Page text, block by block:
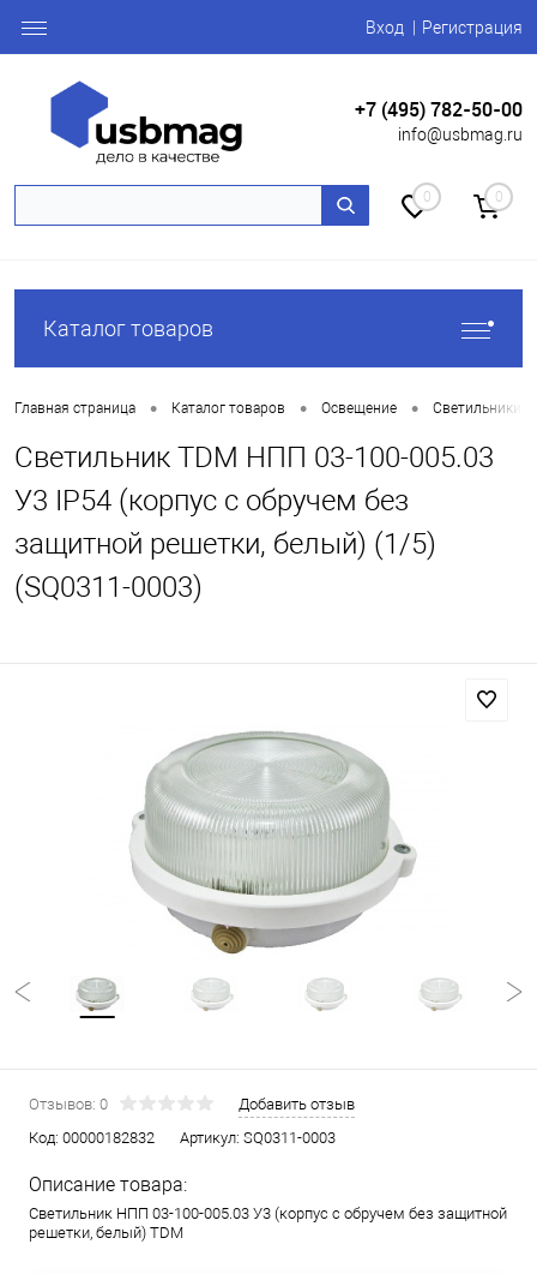
Вход Регистрация
+7 (495) 782-50-00
info@usbmag.ru
0 0
Каталог товаров
Главная страница • Каталог товаров • Освещение • Светильники
Светильник TDM НПП 03-100-005.03
У3 IP54 (корпус с обручем без
защитной решетки, белый) (1/5)
(SQ0311-0003)
Отзывов: 0
Добавить отзыв
Код: 00000182832 Артикул: SQ0311-0003
Описание товара:
Светильник НПП 03-100-005.03 У3 (корпус с обручем без защитной
решетки, белый) TDM